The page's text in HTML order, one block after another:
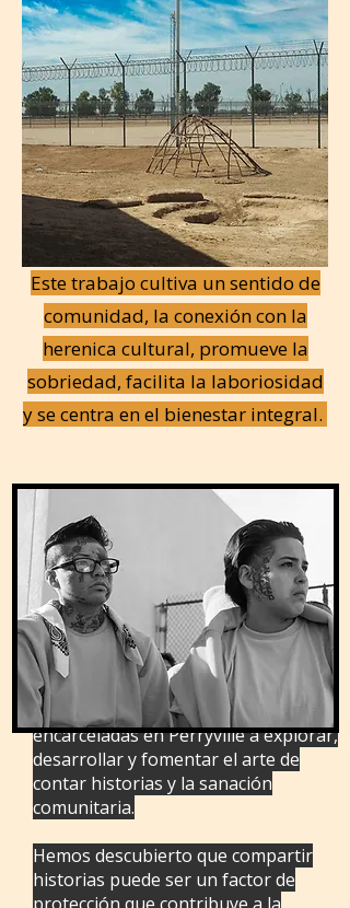
Este trabajo cultiva un sentido de
comunidad, la conexión con la
herenica cultural, promueve la
sobriedad, facilita la laboriosidad
y se centra en el bienestar integral.
Además, el IWPI ayuda a las mujeres
encarceladas en Perryville a explorar,
desarrollar y fomentar el arte de
contar historias y la sanación
comunitaria.
Hemos descubierto que compartir
historias puede ser un factor de